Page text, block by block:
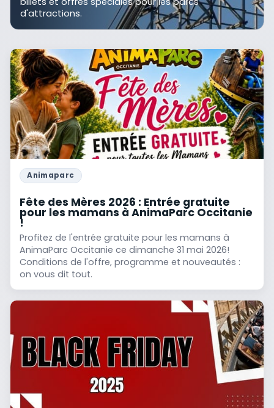
d'attractions.
Animaparc
Fête des Mères 2026 : Entrée gratuite
pour les mamans à AnimaParc Occitanie
!
Profitez de l'entrée gratuite pour les mamans à
AnimaParc Occitanie ce dimanche 31 mai 2026!
Conditions de l'offre, programme et nouveautés :
on vous dit tout.